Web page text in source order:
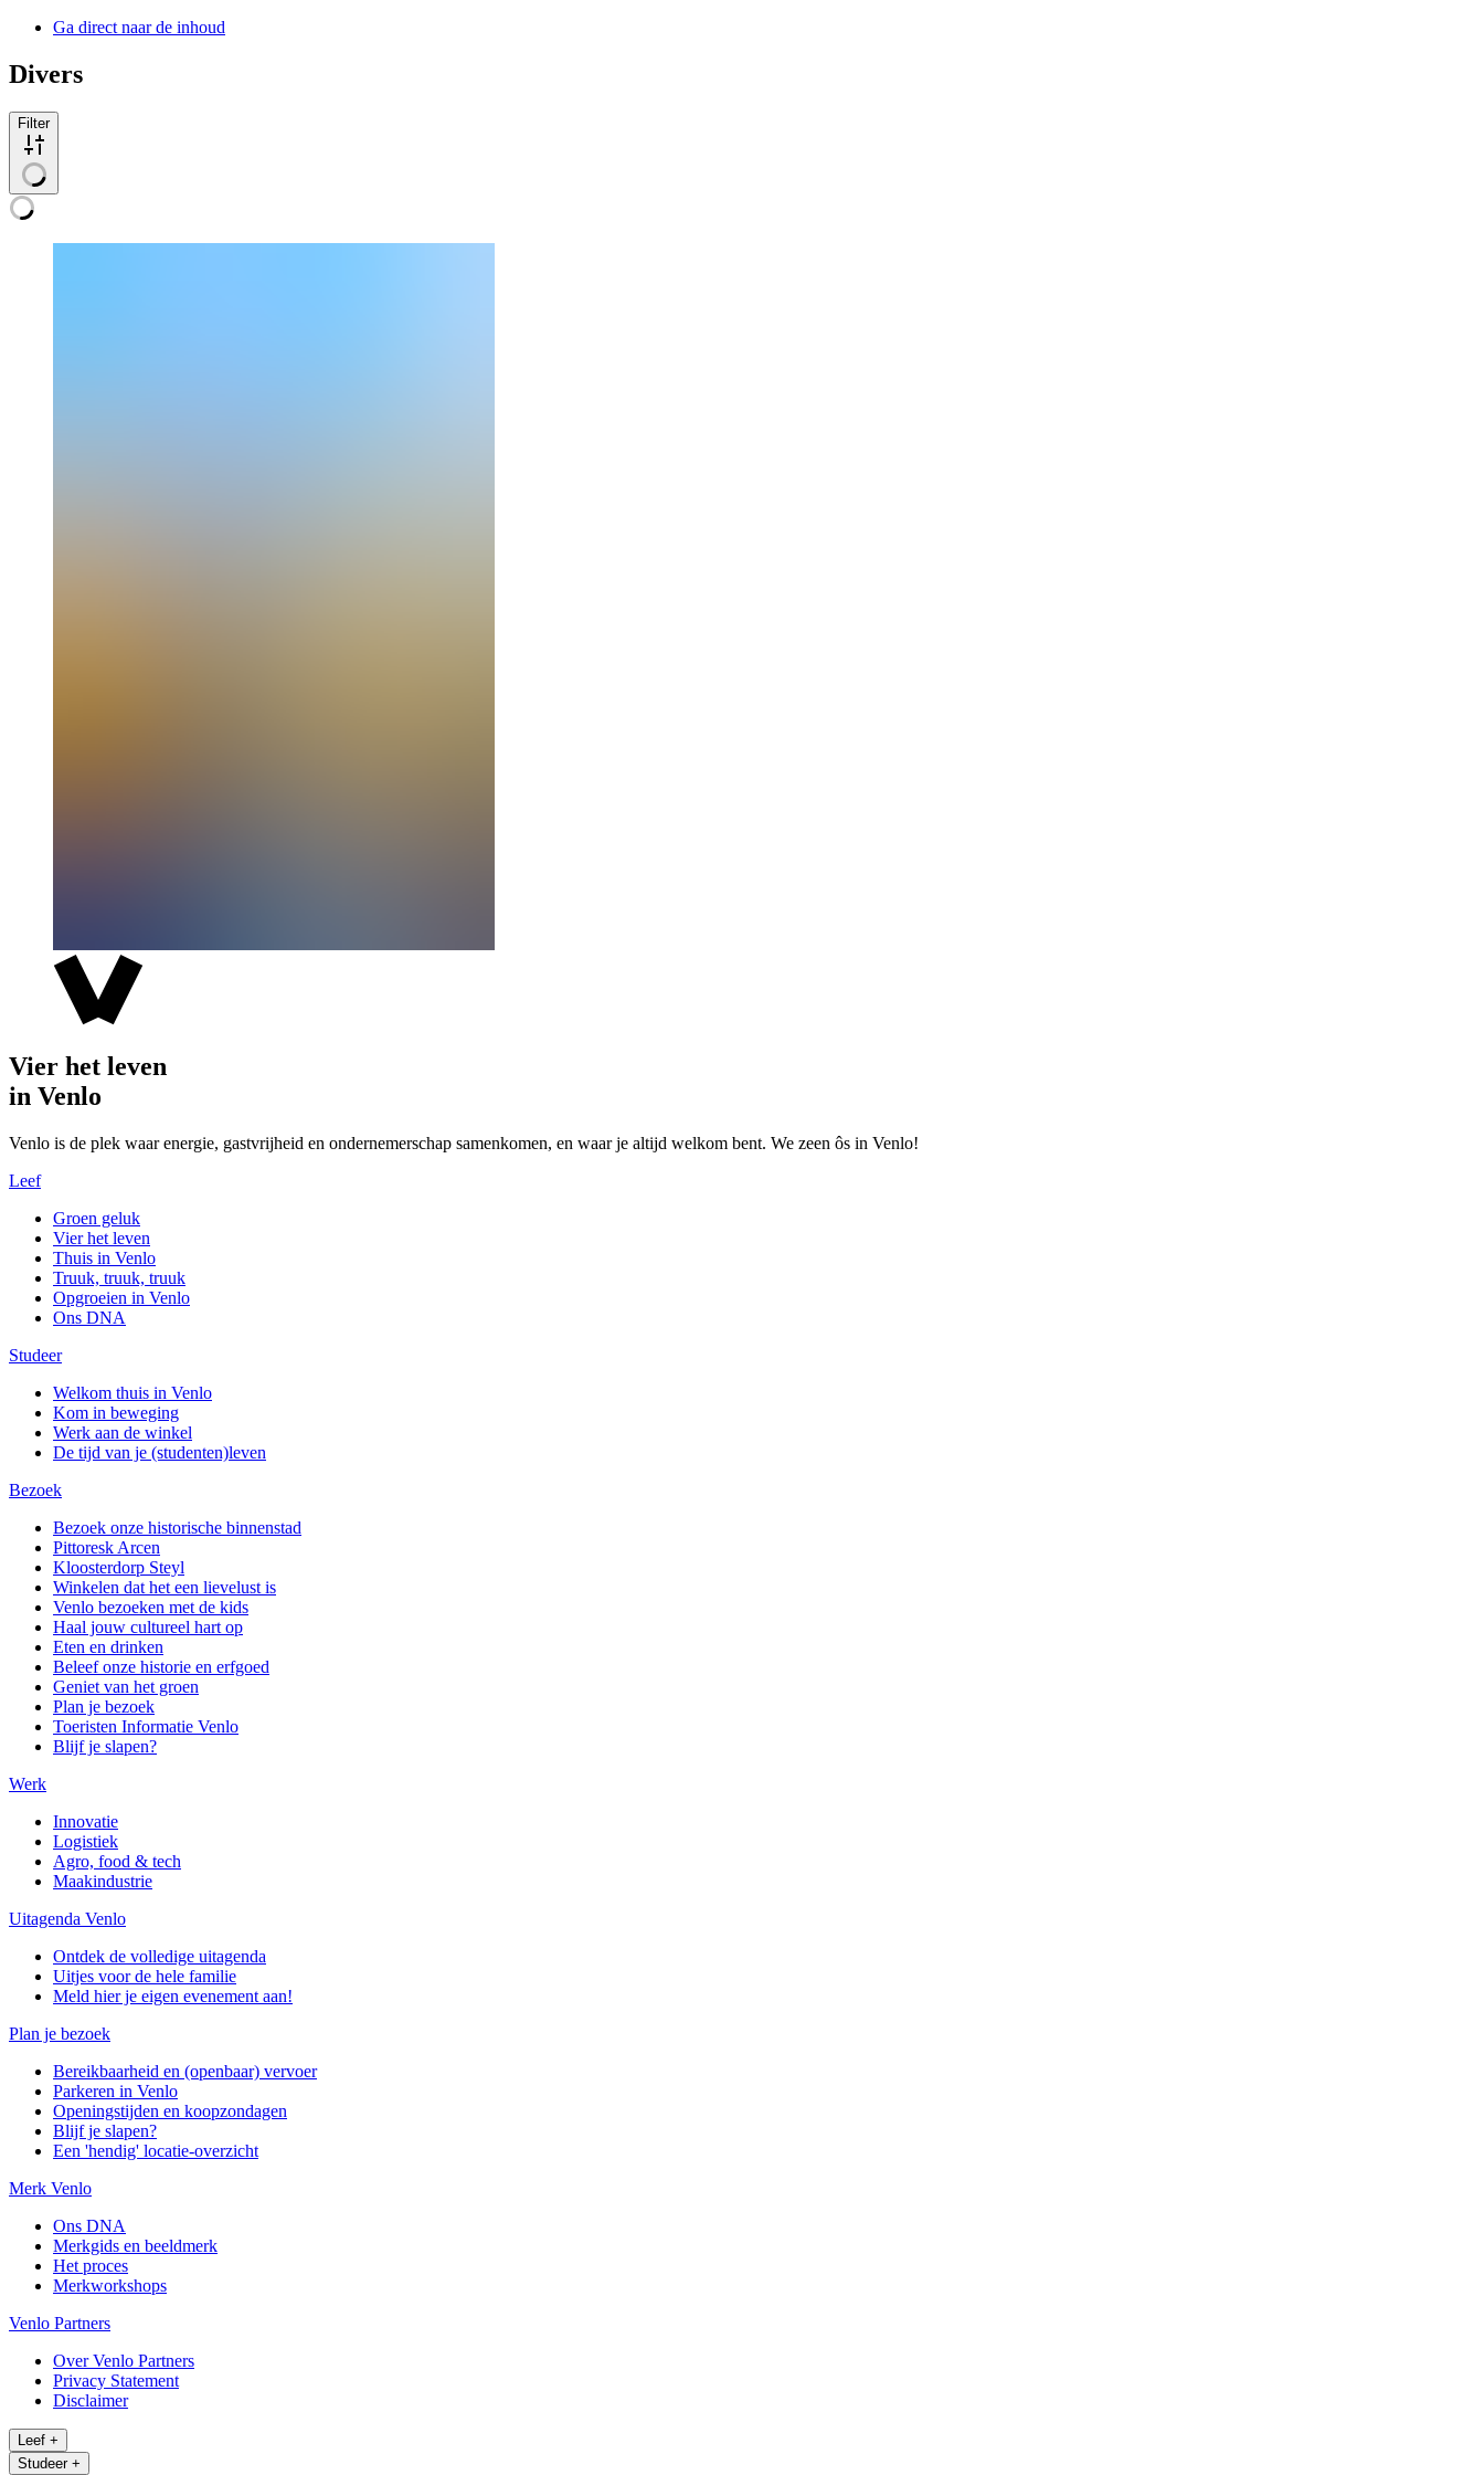
Ga direct naar de inhoud
Divers
Filter
Vier het leven
in Venlo
Venlo is de plek waar energie, gastvrijheid en ondernemerschap samenkomen, en waar je altijd welkom bent. We zeen ôs in Venlo!
Leef
Groen geluk
Vier het leven
Thuis in Venlo
Truuk, truuk, truuk
Opgroeien in Venlo
Ons DNA
Studeer
Welkom thuis in Venlo
Kom in beweging
Werk aan de winkel
De tijd van je (studenten)leven
Bezoek
Bezoek onze historische binnenstad
Pittoresk Arcen
Kloosterdorp Steyl
Winkelen dat het een lievelust is
Venlo bezoeken met de kids
Haal jouw cultureel hart op
Eten en drinken
Beleef onze historie en erfgoed
Geniet van het groen
Plan je bezoek
Toeristen Informatie Venlo
Blijf je slapen?
Werk
Innovatie
Logistiek
Agro, food & tech
Maakindustrie
Uitagenda Venlo
Ontdek de volledige uitagenda
Uitjes voor de hele familie
Meld hier je eigen evenement aan!
Plan je bezoek
Bereikbaarheid en (openbaar) vervoer
Parkeren in Venlo
Openingstijden en koopzondagen
Blijf je slapen?
Een 'hendig' locatie-overzicht
Merk Venlo
Ons DNA
Merkgids en beeldmerk
Het proces
Merkworkshops
Venlo Partners
Over Venlo Partners
Privacy Statement
Disclaimer
Leef +
Studeer +